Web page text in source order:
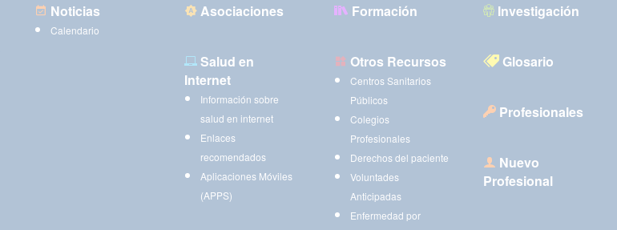
Noticias
Calendario
Asociaciones Formación Investigación
Salud en
Internet
Información sobre
salud en internet
Enlaces
recomendados
Aplicaciones Móviles
(APPS)
Otros Recursos
Centros Sanitarios
Públicos
Colegios
Profesionales
Derechos del paciente
Voluntades
Anticipadas
Enfermedad por
Glosario
Profesionales
Nuevo
Profesional